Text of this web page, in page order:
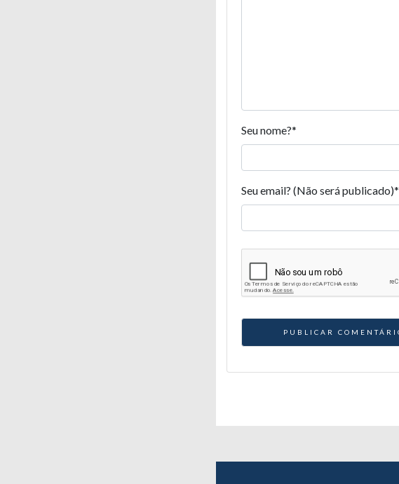
Seu nome?*
Seu email? (Não será publicado)*